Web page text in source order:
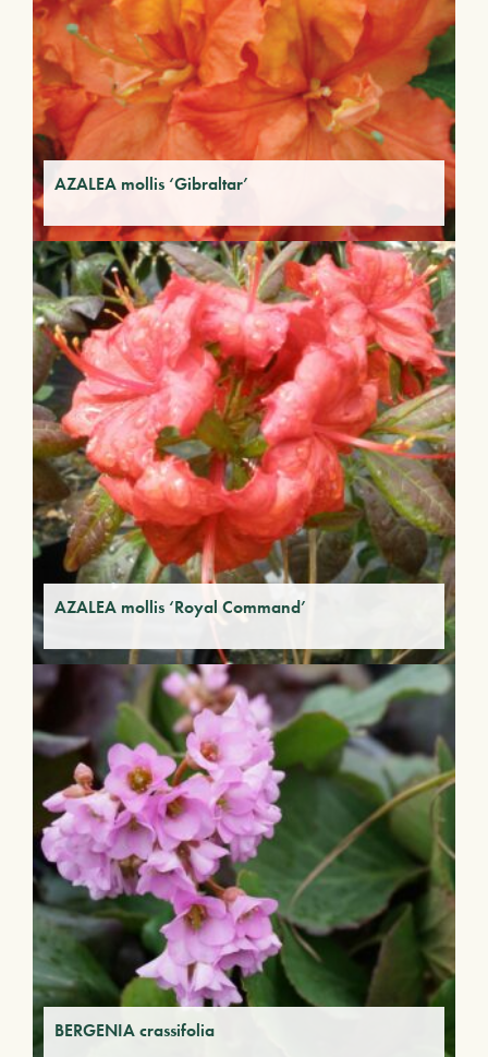
AZALEA mollis ‘Gibraltar’
AZALEA mollis ‘Royal Command’
BERGENIA crassifolia